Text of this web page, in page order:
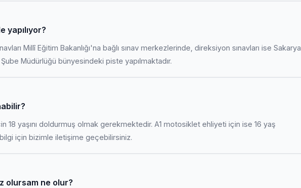
yapılıyor?
Millî Eğitim Bakanlığı'na bağlı sınav merkezlerinde, direksiyon sınavları ise Sakarya
Müdürlüğü bünyesindeki piste yapılmaktadır.
18 yaşını doldurmuş olmak gerekmektedir. A1 motosiklet ehliyeti için ise 16 yaş
için bizimle iletişime geçebilirsiniz.
olursam ne olur?